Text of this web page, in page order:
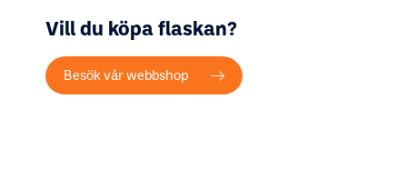
Vill du köpa flaskan?
Besök vår webbshop